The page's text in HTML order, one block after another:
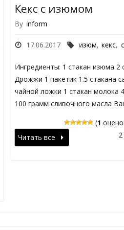
Кекс с изюмом
By inform
17.06.2017 изюм, кекс,
Ингредиенты: 1 стакан изюма 2
Дрожжи 1 пакетик 1.5 стакана
чайной ложки 1 стакан молока
100 грамм сливочного масла
(1
Читать все